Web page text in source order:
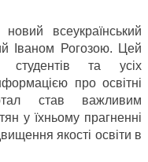
всеукраїнський
Іваном Рогозою. Цей
студентів та усіх
про освітні
став важливим
у їхньому прагненні
якості освіти в